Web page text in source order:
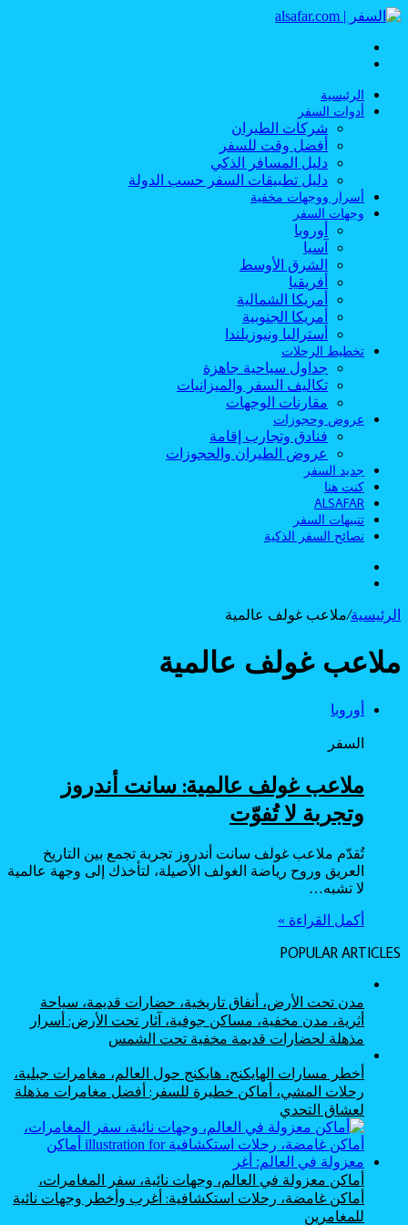
الرئيسية
أدوات السفر
شركات الطيران
أفضل وقت للسفر
دليل المسافر الذكي
دليل تطبيقات السفر حسب الدولة
أسرار ووجهات مخفية
وجهات السفر
أوروبا
آسيا
الشرق الأوسط
أفريقيا
أمريكا الشمالية
أمريكا الجنوبية
أستراليا ونيوزيلندا
تخطيط الرحلات
جداول سياحية جاهزة
تكاليف السفر والميزانيات
مقارنات الوجهات
عروض وحجوزات
فنادق وتجارب إقامة
عروض الطيران والحجوزات
جديد السفر
كنت هنا
ALSAFAR
تنبيهات السفر
نصائح السفر الذكية
الرئيسية/ملاعب غولف عالمية
ملاعب غولف عالمية
أوروبا
السفر
ملاعب غولف عالمية: سانت أندروز
وتجربة لا تُفوّت
تُقدّم ملاعب غولف سانت أندروز تجربة تجمع بين التاريخ
العريق وروح رياضة الغولف الأصيلة، لتأخذك إلى وجهة عالمية
لا تشبه…
أكمل القراءة »
POPULAR ARTICLES
مدن تحت الأرض، أنفاق تاريخية، حضارات قديمة، سياحة
أثرية، مدن مخفية، مساكن جوفية، آثار تحت الأرض: أسرار
مذهلة لحضارات قديمة مخفية تحت الشمس
أخطر مسارات الهايكنج، هايكنج حول العالم، مغامرات جبلية،
رحلات المشي، أماكن خطيرة للسفر: أفضل مغامرات مذهلة
لعشاق التحدي
أماكن معزولة في العالم، وجهات نائية، سفر المغامرات،
أماكن غامضة، رحلات استكشافية: أغرب وأخطر وجهات نائية
للمغامرين